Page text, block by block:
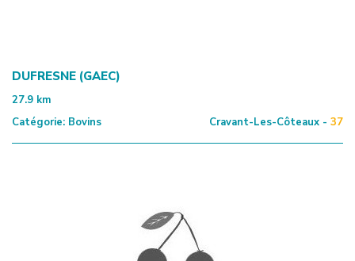
DUFRESNE (GAEC)
27.9 km
Catégorie: Bovins Cravant-Les-Côteaux - 37